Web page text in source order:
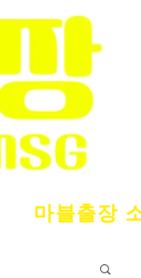
마블출장 소